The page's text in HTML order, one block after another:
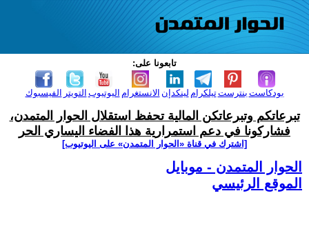
تابعونا على:
الفيسبوك التويتر اليوتيوب الانستغرام لينكدإن تيلكرامبنترست بودكاست
تبرعاتكم وتبرعاتكن المالية تحفظ استقلال الحوار المتمدن،
فشاركونا في دعم استمرارية هذا الفضاء اليساري الحر
[اشترك في قناة ‫«الحوار المتمدن» على اليوتيوب]
الحوار المتمدن - موبايل
الموقع الرئيسي